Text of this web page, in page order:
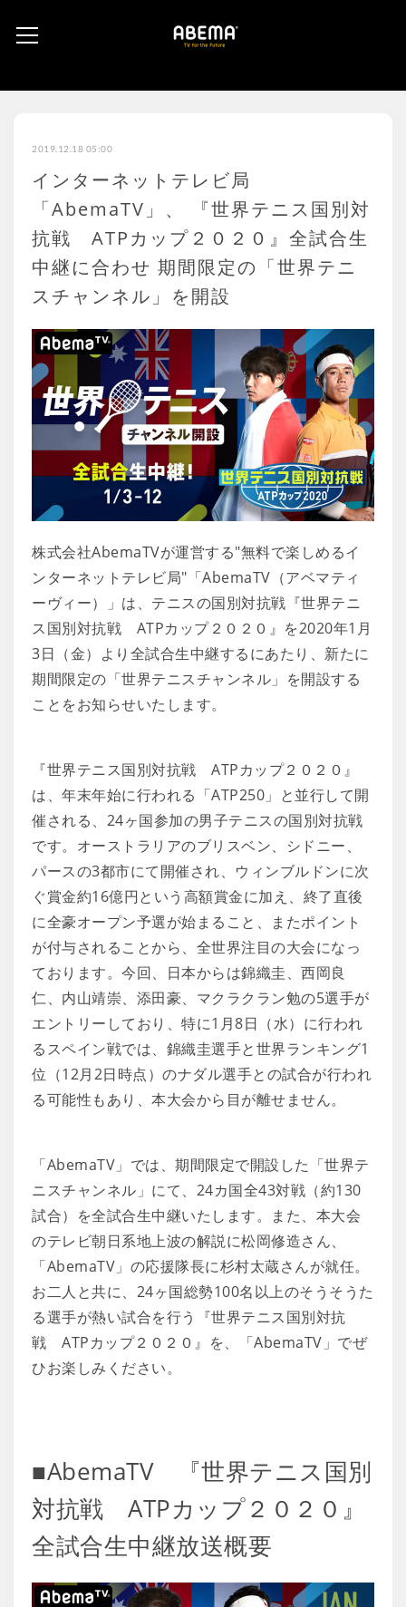
2019.12.18 05:00
インターネットテレビ局
「AbemaTV」、 『世界テニス国別対
抗戦 ATPカップ２０２０』全試合生
中継に合わせ 期間限定の「世界テニ
スチャンネル」を開設
株式会社AbemaTVが運営する"無料で楽しめるイ
ンターネットテレビ局"「AbemaTV（アベマティ
ーヴィー）」は、テニスの国別対抗戦『世界テニ
ス国別対抗戦 ATPカップ２０２０』を2020年1月
3日（金）より全試合生中継するにあたり、新たに
期間限定の「世界テニスチャンネル」を開設する
ことをお知らせいたします。
『世界テニス国別対抗戦 ATPカップ２０２０』
は、年末年始に行われる「ATP250」と並行して開
催される、24ヶ国参加の男子テニスの国別対抗戦
です。オーストラリアのブリスベン、シドニー、
パースの3都市にて開催され、ウィンブルドンに次
ぐ賞金約16億円という高額賞金に加え、終了直後
に全豪オープン予選が始まること、またポイント
が付与されることから、全世界注目の大会になっ
ております。今回、日本からは錦織圭、西岡良
仁、内山靖崇、添田豪、マクラクラン勉の5選手が
エントリーしており、特に1月8日（水）に行われ
るスペイン戦では、錦織圭選手と世界ランキング1
位（12月2日時点）のナダル選手との試合が行われ
る可能性もあり、本大会から目が離せません。
「AbemaTV」では、期間限定で開設した「世界テ
ニスチャンネル」にて、24カ国全43対戦（約130
試合）を全試合生中継いたします。また、本大会
のテレビ朝日系地上波の解説に松岡修造さん、
「AbemaTV」の応援隊長に杉村太蔵さんが就任。
お二人と共に、24ヶ国総勢100名以上のそうそうた
る選手が熱い試合を行う『世界テニス国別対抗
戦 ATPカップ２０２０』を、「AbemaTV」でぜ
ひお楽しみください。
■AbemaTV 『世界テニス国別
対抗戦 ATPカップ２０２０』
全試合生中継放送概要